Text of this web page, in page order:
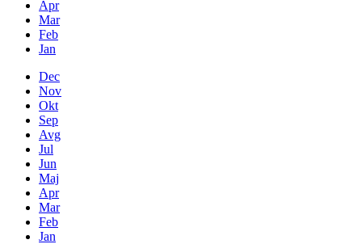
Apr
Mar
Feb
Jan
Dec
Nov
Okt
Sep
Avg
Jul
Jun
Maj
Apr
Mar
Feb
Jan